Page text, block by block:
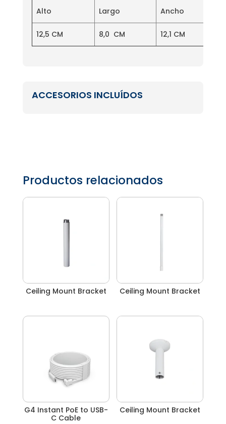
Alto Largo Ancho
12,5 CM 8,0 CM 12,1 CM
ACCESORIOS INCLUÍDOS
Productos relacionados
Ceiling Mount Bracket Ceiling Mount Bracket
G4 Instant PoE to USB-
C Cable
Ceiling Mount Bracket